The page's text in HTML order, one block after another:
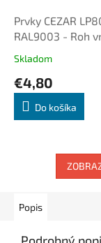
Prvky CEZAR
RAL9003 - Roh
Skladom
€4,80
Do košíka
Popis